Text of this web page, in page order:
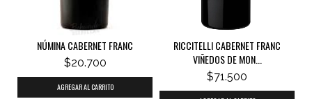
NÚMINA CABERNET FRANC
$20.700
RICCITELLI CABERNET FRANC
VIÑEDOS DE MON...
$71.500